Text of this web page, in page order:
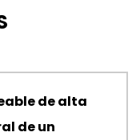
de alta
de un